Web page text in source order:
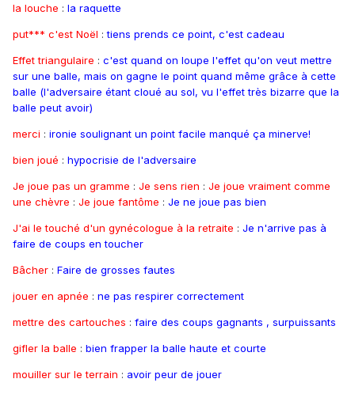
la louche : la raquette
put*** c'est Noël :tiens prends ce point, c'est cadeau
Effet triangulaire : c'est quand on loupe l'effet qu'on veut mettre
sur une balle, mais on gagne le point quand même grâce à cette
balle (l'adversaire étant cloué au sol, vu l'effet très bizarre que la
balle peut avoir)
merci : ironie soulignant un point facile manqué ça minerve!
bien joué : hypocrisie de l'adversaire
Je joue pas un gramme : Je sens rien : Je joue vraiment comme
une chèvre : Je joue fantôme : Je ne joue pas bien
J'ai le touché d'un gynécologue à la retraite : Je n'arrive pas à
faire de coups en toucher
Bâcher : Faire de grosses fautes
jouer en apnée : ne pas respirer correctement
mettre des cartouches : faire des coups gagnants , surpuissants
gifler la balle : bien frapper la balle haute et courte
mouiller sur le terrain : avoir peur de jouer